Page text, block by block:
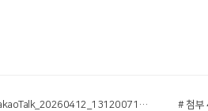
# 첨부 3.KakaoTalk_20260412_131200715_26.jpg